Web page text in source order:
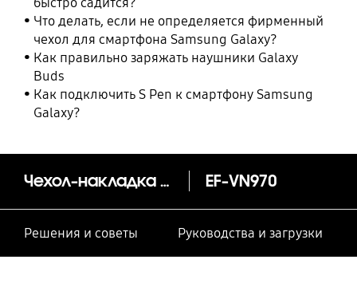
Что делать, если не определяется фирменный
чехол для смартфона Samsung Galaxy?
Как правильно заряжать наушники Galaxy
Buds
Как подключить S Pen к смартфону Samsung
Galaxy?
Чехол-накладка Leather Cover Note10 EF-VN970
Решения и советы Руководства и загрузки